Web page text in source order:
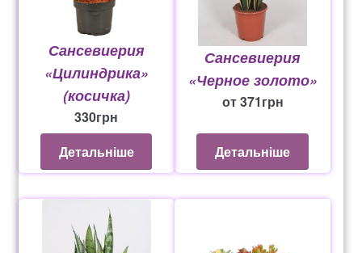
Сансевиерия
«Цилиндрика»
(косичка)
330грн
Детальніше
Сансевиерия
«Черное золото»
от371грн
Детальніше